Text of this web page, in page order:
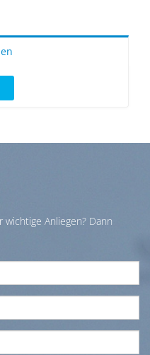
wichtige Anliegen? Dann